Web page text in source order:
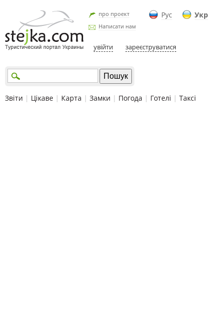
Рус Укр
про проект
Написати нам
увійти зареєструватися
Звіти | Цікаве | Карта | Замки | Погода | Готелі | Таксі